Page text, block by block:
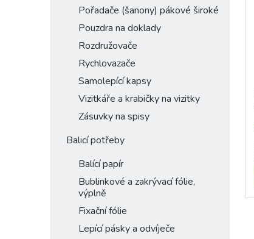
Pořadače (šanony) pákové široké
Pouzdra na doklady
Rozdružovače
Rychlovazače
Samolepící kapsy
Vizitkáře a krabičky na vizitky
Zásuvky na spisy
Balicí potřeby
Balící papír
Bublinkové a zakrývací fólie,
výplně
Fixační fólie
Lepící pásky a odvíječe